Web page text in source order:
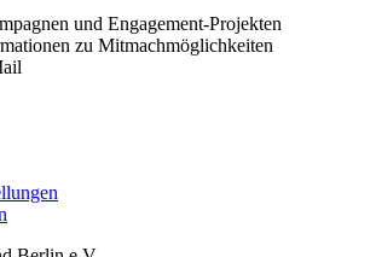
und Engagement-Projekten
zu Mitmachmöglichkeiten